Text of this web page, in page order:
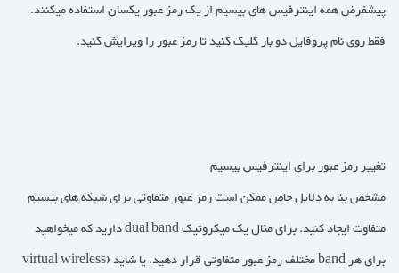
پیشفرض همه اینترفیس های بیسیم از یک رمز عبور یکسان استفاده میکنند.
فقط روی نام پروفایل دو بار کلیک کنید تا رمز عبور را ویرایش کنید.
تغییر رمز عبور برای اینترفیس بیسیم
مشخص بنا به دلایل خاص ممکن است رمز عبور متفاوتی برای شبکه های بیسیم
متفاوت ایجاد کنید. برای مثال یک میکروتیک dual band دارید که میخواهید
برای هر band مختلف رمز عبور متفاوتی قرار دهید. یا شاید (virtual wireless